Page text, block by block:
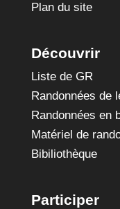
Plan du site
Découvrir
Liste de GR
Randonnées de
Randonnées en
Matériel de
Bibiliothèque
Participer